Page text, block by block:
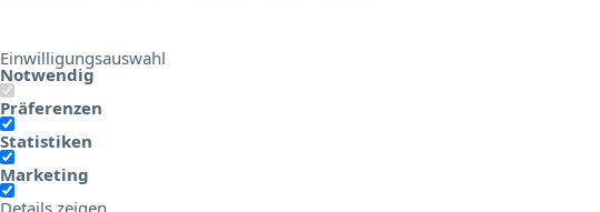
Einwilligungsauswahl
Notwendig
Präferenzen
Statistiken
Marketing